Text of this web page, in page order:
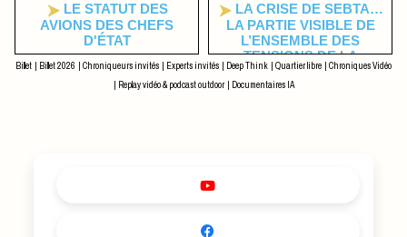
LE STATUT DES
AVIONS DES CHEFS
D'ÉTAT
LA CRISE DE SEBTA…
LA PARTIE VISIBLE DE
L’ENSEMBLE DES
TENSIONS DE LA
RÉGION
Billet | Billet 2026 | Chroniqueurs invités | Experts invités | Deep Think | Quartier libre | Chroniques Vidéo
| Replay vidéo & podcast outdoor | Documentaires IA